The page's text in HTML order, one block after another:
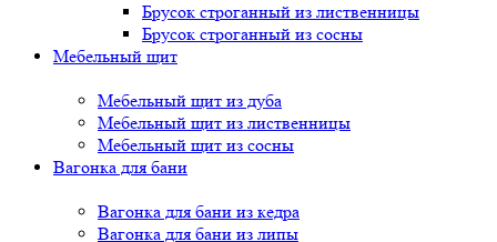
Брусок строганный из лиственницы
Брусок строганный из сосны
Мебельный щит
Мебельный щит из дуба
Мебельный щит из лиственницы
Мебельный щит из сосны
Вагонка для бани
Вагонка для бани из кедра
Вагонка для бани из липы